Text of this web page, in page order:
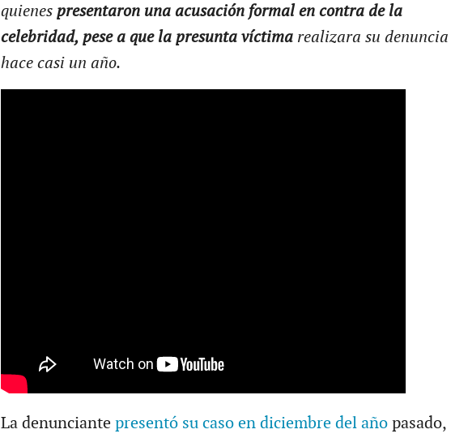
quienes presentaron una acusación formal en contra de la
celebridad, pese a que la presunta víctima realizara su denuncia
hace casi un año.
La denunciante presentó su caso en diciembre del añopasado,